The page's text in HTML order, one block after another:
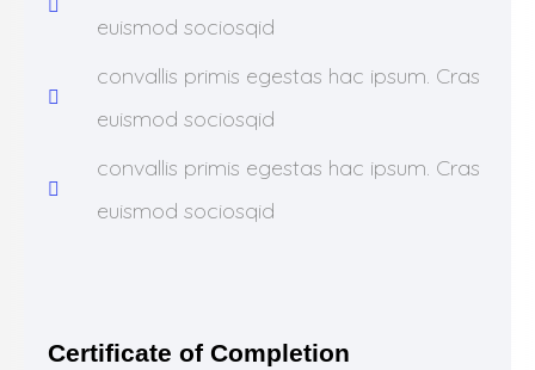
euismod sociosqid
convallis primis egestas hac ipsum. Cras
euismod sociosqid
convallis primis egestas hac ipsum. Cras
euismod sociosqid
Certificate of Completion